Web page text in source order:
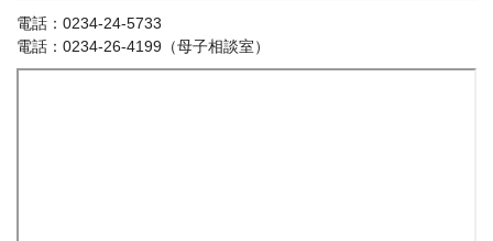
電話：0234-24-5733
電話：0234-26-4199（母子相談室）